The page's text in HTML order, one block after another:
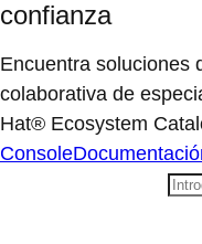
confianza
Encuentra soluciones
colaborativa de
Hat® Ecosystem
Console